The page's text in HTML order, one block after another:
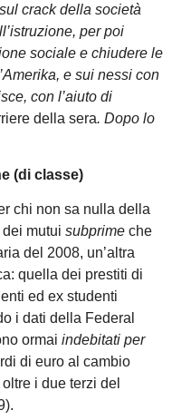
crack della società
per poi
sociale e chiudere le
e sui nessi con
con l’aiuto di
della sera. Dopo lo
(di classe)
chi non sa nulla della
mutui subprime che
del 2008, un’altra
quella dei prestiti di
ed ex studenti
i dati della Federal
ormai indebitati per
di euro al cambio
i due terzi del